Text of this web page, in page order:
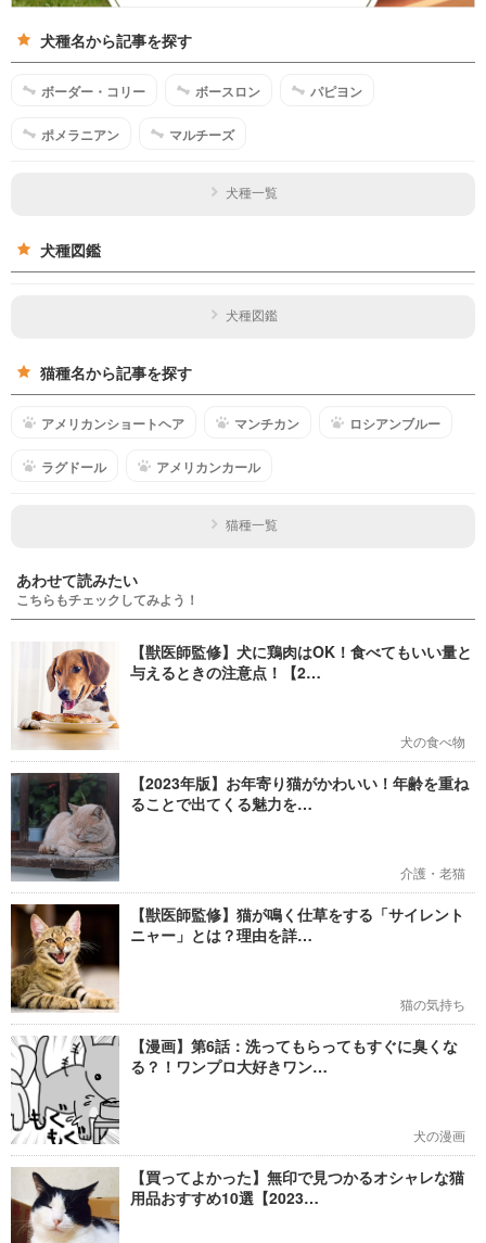
犬種名から記事を探す
ボーダー・コリー ボースロン パピヨン
ポメラニアン マルチーズ
犬種一覧
犬種図鑑
犬種図鑑
猫種名から記事を探す
アメリカンショートヘア マンチカン ロシアンブルー
ラグドール アメリカンカール
猫種一覧
あわせて読みたい
こちらもチェックしてみよう！
【獣医師監修】犬に鶏肉はOK！食べてもいい量と
与えるときの注意点！【2…
犬の食べ物
【2023年版】お年寄り猫がかわいい！年齢を重ね
ることで出てくる魅力を…
介護・老猫
【獣医師監修】猫が鳴く仕草をする「サイレント
ニャー」とは？理由を詳…
猫の気持ち
【漫画】第6話：洗ってもらってもすぐに臭くな
る？！ワンプロ大好きワン…
犬の漫画
【買ってよかった】無印で見つかるオシャレな猫
用品おすすめ10選【2023…